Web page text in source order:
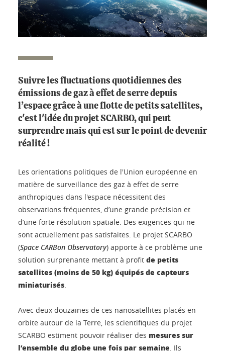
Suivre les fluctuations quotidiennes des
émissions de gaz à effet de serre depuis
l’espace grâce à une flotte de petits satellites,
c'est l'idée du projet SCARBO, qui peut
surprendre mais qui est sur le point de devenir
réalité !
Les orientations politiques de l'Union européenne en
matière de surveillance des gaz à effet de serre
anthropiques dans l'espace nécessitent des
observations fréquentes, d’une grande précision et
d’une forte résolution spatiale. Des exigences qui ne
sont actuellement pas satisfaites. Le projet SCARBO
(Space CARBon Observatory) apporte à ce problème une
solution surprenante mettant à profit de petits
satellites (moins de 50 kg) équipés de capteurs
miniaturisés.
Avec deux douzaines de ces nanosatellites placés en
orbite autour de la Terre, les scientifiques du projet
SCARBO estiment pouvoir réaliser des mesures sur
l’ensemble du globe une fois par semaine. Ils